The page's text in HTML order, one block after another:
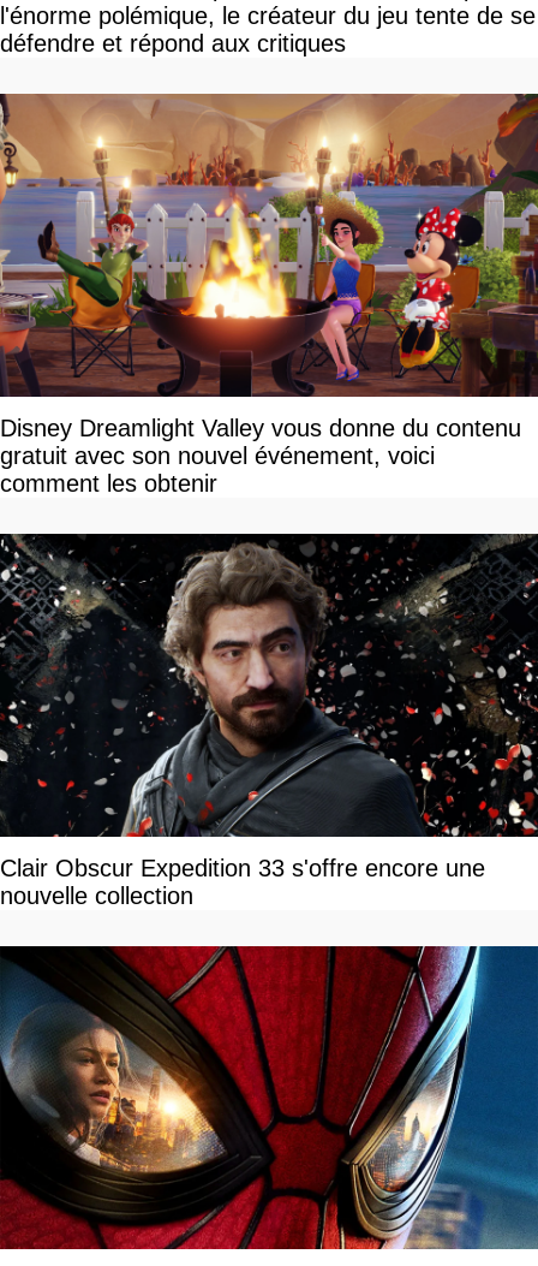
l'énorme polémique, le créateur du jeu tente de se
défendre et répond aux critiques
Disney Dreamlight Valley vous donne du contenu
gratuit avec son nouvel événement, voici
comment les obtenir
Clair Obscur Expedition 33 s'offre encore une
nouvelle collection